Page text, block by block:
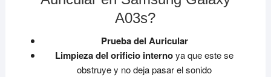
A03s?
Prueba del Auricular
Limpieza del orificio internoya que este se
obstruye y no deja pasar el sonido